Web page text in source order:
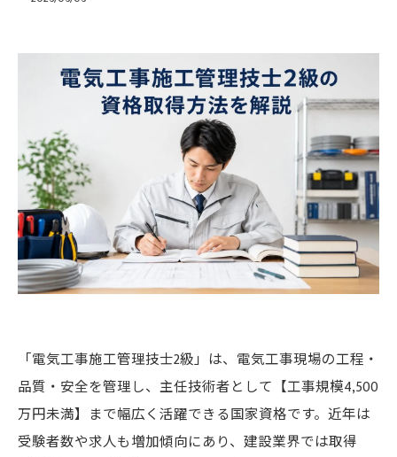
「電気工事施工管理技士2級」は、電気工事現場の工程・
品質・安全を管理し、主任技術者として【工事規模4,500
万円未満】まで幅広く活躍できる国家資格です。近年は
受験者数や求人も増加傾向にあり、建設業界では取得